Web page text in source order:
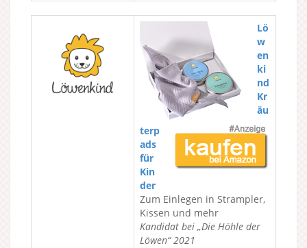
Lö
w
en
ki
nd
Kr
äu
terp
ads
für
Kin
der
Zum Einlegen in Strampler,
Kissen und mehr
Kandidat bei „Die Höhle der
Löwen“ 2021